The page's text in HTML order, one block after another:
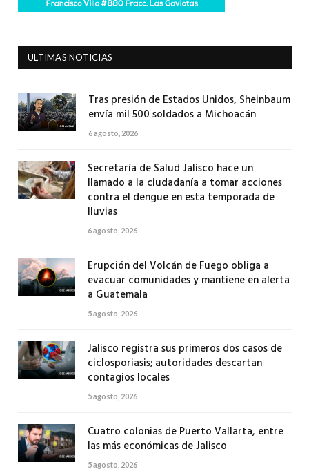
ULTIMAS NOTICIAS
Tras presión de Estados Unidos, Sheinbaum
envía mil 500 soldados a Michoacán
6 agosto, 2026
Secretaría de Salud Jalisco hace un
llamado a la ciudadanía a tomar acciones
contra el dengue en esta temporada de
lluvias
6 agosto, 2026
Erupción del Volcán de Fuego obliga a
evacuar comunidades y mantiene en alerta
a Guatemala
5 agosto, 2026
Jalisco registra sus primeros dos casos de
ciclosporiasis; autoridades descartan
contagios locales
5 agosto, 2026
Cuatro colonias de Puerto Vallarta, entre
las más económicas de Jalisco
5 agosto, 2026